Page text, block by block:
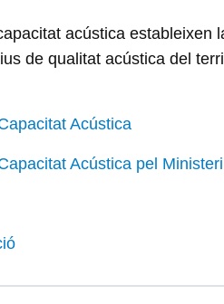
acústica estableixen
de qualitat acústica del
Acústica
Acústica pel